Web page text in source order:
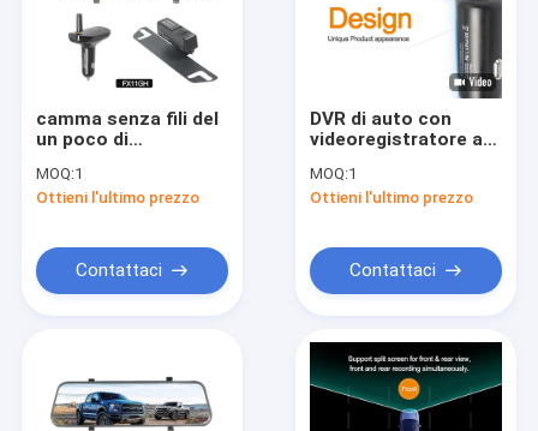
camma senza fili del
un poco di
capacità di
stoccaggio con la
MOQ:1
Ottieni l'ultimo prezzo
Contattaci
DVR di auto con
videoregistratore a
MOQ:1
Ottieni l'ultimo prezzo
Contattaci